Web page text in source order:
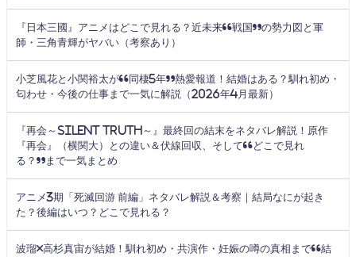
『日本三國』アニメはどこで見れる？近未来“戦国”の勢力図と軍
師・三角青輝がヤバい（考察あり）
小芝風花と小関裕太が“同棲5年”熱愛報道！結婚はある？馴れ初め・
匂わせ・今後の仕事まで一気に解説（2026年4月最新）
『再会～Silent Truth～』最終回の結末をネタバレ解説！原作
『再会』（横関大）との違い＆伏線回収、そして“どこで見れ
る？”まで一気まとめ
アニメ3期「死滅回游 前編」ネタバレ解説＆考察｜結局なにが起き
た？後編はいつ？どこで見れる？
波瑠×高杉真宙が結婚！馴れ初め・共演作・妊娠の噂の真相まで“結